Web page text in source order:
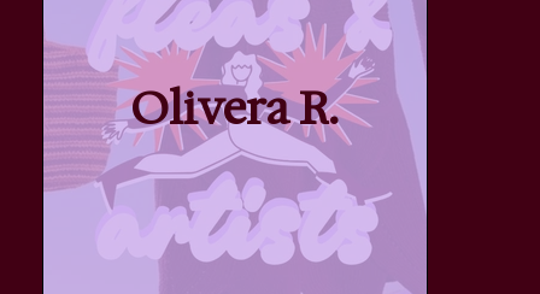
Olivera R.